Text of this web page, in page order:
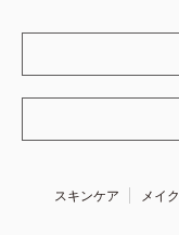
スキンケア メイク